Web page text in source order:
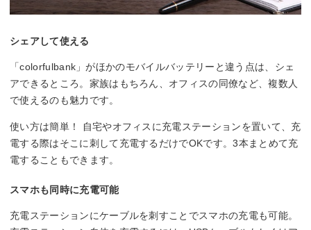
シェアして使える
「colorfulbank」がほかのモバイルバッテリーと違う点は、シェ
アできるところ。家族はもちろん、オフィスの同僚など、複数人
で使えるのも魅力です。
使い方は簡単！ 自宅やオフィスに充電ステーションを置いて、充
電する際はそこに刺して充電するだけでOKです。3本まとめて充
電することもできます。
スマホも同時に充電可能
充電ステーションにケーブルを刺すことでスマホの充電も可能。